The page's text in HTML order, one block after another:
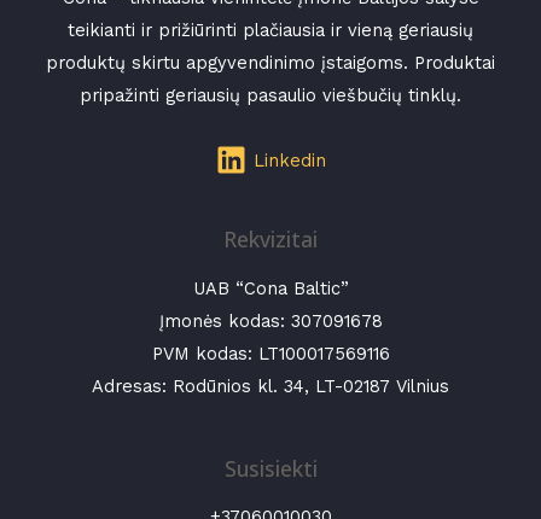
teikianti ir prižiūrinti plačiausia ir vieną geriausių
produktų skirtu apgyvendinimo įstaigoms. Produktai
pripažinti geriausių pasaulio viešbučių tinklų.
Linkedin
Rekvizitai
UAB “Cona Baltic”
Įmonės kodas: 307091678
PVM kodas: LT100017569116
Adresas: Rodūnios kl. 34, LT-02187 Vilnius
Susisiekti